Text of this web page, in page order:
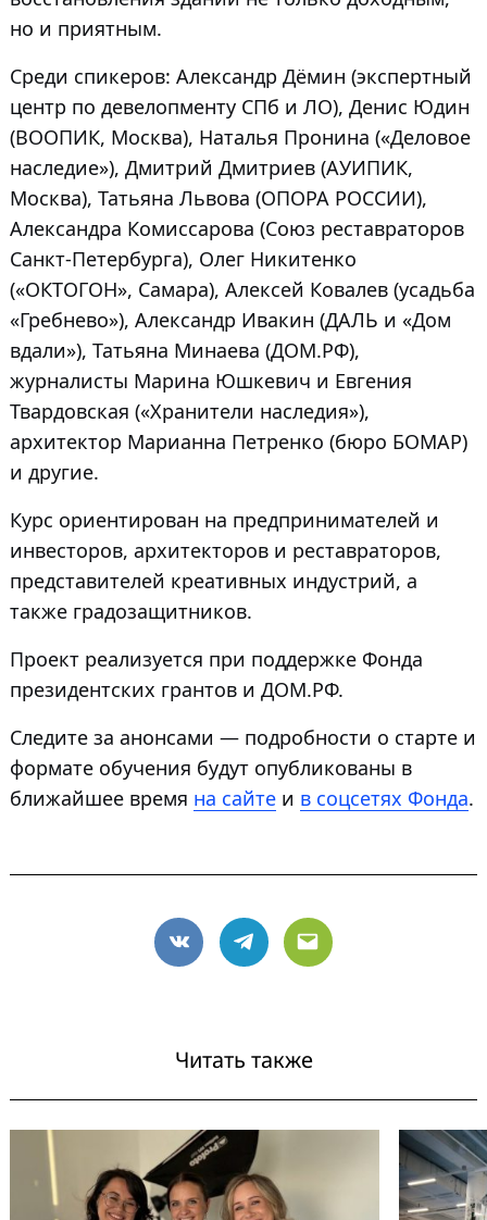
но и приятным.
Среди спикеров: Александр Дёмин (экспертный
центр по девелопменту СПб и ЛО), Денис Юдин
(ВООПИК, Москва), Наталья Пронина («Деловое
наследие»), Дмитрий Дмитриев (АУИПИК,
Москва), Татьяна Львова (ОПОРА РОССИИ),
Александра Комиссарова (Союз реставраторов
Санкт-Петербурга), Олег Никитенко
(«ОКТОГОН», Самара), Алексей Ковалев (усадьба
«Гребнево»), Александр Ивакин (ДАЛЬ и «Дом
вдали»), Татьяна Минаева (ДОМ.РФ),
журналисты Марина Юшкевич и Евгения
Твардовская («Хранители наследия»),
архитектор Марианна Петренко (бюро БОМАР)
и другие.
Курс ориентирован на предпринимателей и
инвесторов, архитекторов и реставраторов,
представителей креативных индустрий, а
также градозащитников.
Проект реализуется при поддержке Фонда
президентских грантов и ДОМ.РФ.
Следите за анонсами — подробности о старте и
формате обучения будут опубликованы в
ближайшее время на сайте и в соцсетях Фонда.
VK Telegram
Email
Читать также